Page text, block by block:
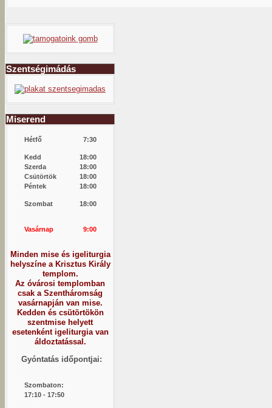
Szentségimádás
Miserend
Hétfő 7:30
Kedd
18:00
Szerda
18:00
Csütörtök
18:00
Péntek
18:00
Szombat 18:00
Vasárnap 9:00
Minden mise és igeliturgia
helyszíne a Krisztus Király
templom.
Az óvárosi templomban
csak a Szentháromság
vasárnapján van mise.
Kedden és csütörtökön
szentmise helyett
esetenként igeliturgia van
áldoztatással.
Gyóntatás időpontjai:
Szombaton:
17:10 - 17:50